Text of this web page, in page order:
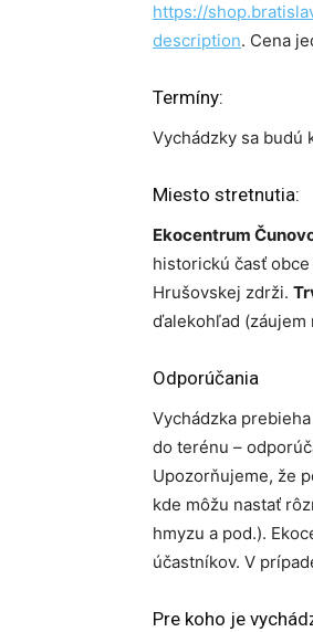
https://
description. Cena
Termíny:
Vychádzky sa budú
Miesto stretnutia:
Ekocentrum
historickú časť
Hrušovskej zdrži.
ďalekohľad (záujem
Odporúčania
Vychádzka
do terénu –
Upozorňujeme, že
kde môžu nastať
hmyzu a pod.).
účastníkov. V
Pre koho je